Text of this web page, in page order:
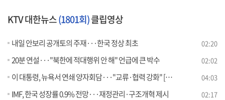
KTV 대한뉴스(1801회)클립영상
내일 안보리 공개토의 주재···한국 정상 최초 02:20
20분 연설···"북한에 적대행위 안 해" 언급에 큰 박수 02:02
이 대통령, 뉴욕서 연쇄 양자회담···"교류·협력 강화" [뉴스의 맥] 04:03
IMF, 한국 성장률 0.9% 전망···재정관리·구조개혁 제시 02:17